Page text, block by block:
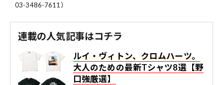
03-3486-7611）
連載の人気記事はコチラ
ルイ・ヴィトン、クロムハーツ。
大人のための最新Tシャツ8選【野
口強厳選】